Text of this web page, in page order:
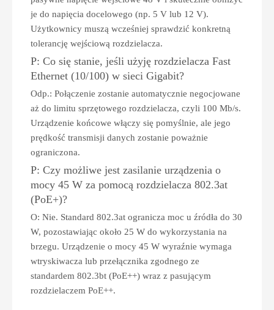
je do napięcia docelowego (np. 5 V lub 12 V).
Użytkownicy muszą wcześniej sprawdzić konkretną
tolerancję wejściową rozdzielacza.
P: Co się stanie, jeśli użyję rozdzielacza Fast
Ethernet (10/100) w sieci Gigabit?
Odp.: Połączenie zostanie automatycznie negocjowane
aż do limitu sprzętowego rozdzielacza, czyli 100 Mb/s.
Urządzenie końcowe włączy się pomyślnie, ale jego
prędkość transmisji danych zostanie poważnie
ograniczona.
P: Czy możliwe jest zasilanie urządzenia o
mocy 45 W za pomocą rozdzielacza 802.3at
(PoE+)?
O: Nie. Standard 802.3at ogranicza moc u źródła do 30
W, pozostawiając około 25 W do wykorzystania na
brzegu. Urządzenie o mocy 45 W wyraźnie wymaga
wtryskiwacza lub przełącznika zgodnego ze
standardem 802.3bt (PoE++) wraz z pasującym
rozdzielaczem PoE++.